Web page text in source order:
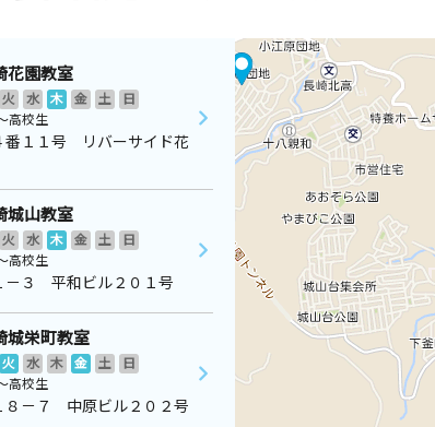
花園教室
火 水 木 金 土
日
高校生
番１１号 リバーサイド花
城山教室
火 水 木 金 土
日
高校生
－３ 平和ビル２０１号
城栄町教室
火 水 木 金 土
日
高校生
８－７ 中原ビル２０２号